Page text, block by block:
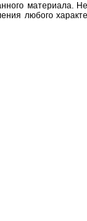
материала.
любого